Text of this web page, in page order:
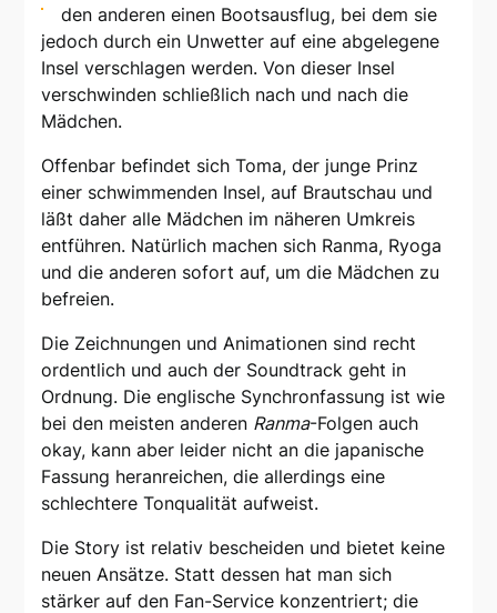
den anderen einen Bootsausflug, bei dem sie
jedoch durch ein Unwetter auf eine abgelegene
Insel verschlagen werden. Von dieser Insel
verschwinden schließlich nach und nach die
Mädchen.
Offenbar befindet sich Toma, der junge Prinz
einer schwimmenden Insel, auf Brautschau und
läßt daher alle Mädchen im näheren Umkreis
entführen. Natürlich machen sich Ranma, Ryoga
und die anderen sofort auf, um die Mädchen zu
befreien.
Die Zeichnungen und Animationen sind recht
ordentlich und auch der Soundtrack geht in
Ordnung. Die englische Synchronfassung ist wie
bei den meisten anderen Ranma-Folgen auch
okay, kann aber leider nicht an die japanische
Fassung heranreichen, die allerdings eine
schlechtere Tonqualität aufweist.
Die Story ist relativ bescheiden und bietet keine
neuen Ansätze. Statt dessen hat man sich
stärker auf den Fan-Service konzentriert; die